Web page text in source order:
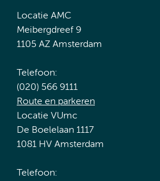
Locatie AMC
Meibergdreef 9
1105 AZ Amsterdam
Telefoon:
(020) 566 9111
Route en parkeren
Locatie VUmc
De Boelelaan 1117
1081 HV Amsterdam
Telefoon: